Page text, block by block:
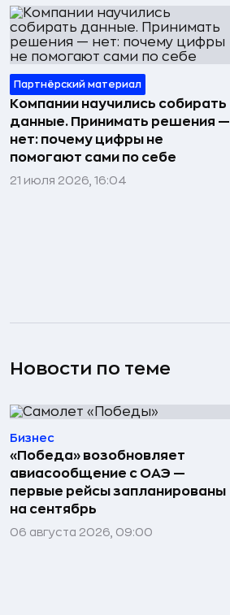
Партнёрский материал
Компании научились собирать
данные. Принимать решения —
нет: почему цифры не
помогают сами по себе
21 июля 2026, 16:04
Новости по теме
Бизнес
«Победа» возобновляет
авиасообщение с ОАЭ —
первые рейсы запланированы
на сентябрь
06 августа 2026, 09:00